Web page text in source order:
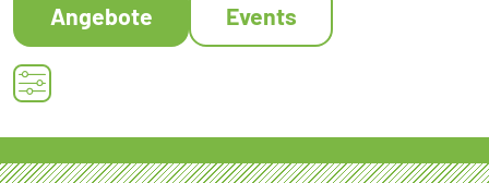
Angebote Events